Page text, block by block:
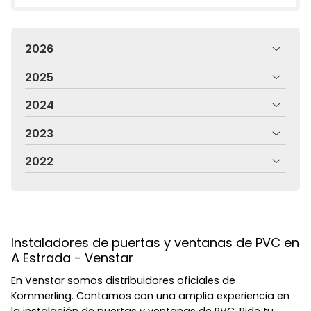
2026
2025
2024
2023
2022
Instaladores de puertas y ventanas de PVC en
A Estrada - Venstar
En Venstar somos distribuidores oficiales de
Kömmerling. Contamos con una amplia experiencia en